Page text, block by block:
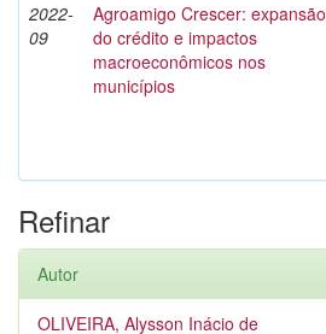
2022-
09
Agroamigo Crescer: expansão
do crédito e impactos
macroeconômicos nos
municípios
Refinar
Autor
OLIVEIRA, Alysson Inácio de